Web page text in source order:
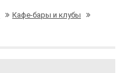
Кафе-бары и клубы